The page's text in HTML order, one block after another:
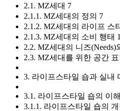
2.1. MZ세대 7
2.1.1. MZ세대의 정의 7
2.1.2. MZ세대의 라이프 스
2.1.3. MZ세대의 소비 행태
2.2. MZ세대의 니즈(Needs)
2.3. MZ세대를 위한 공간
3. 라이프스타일 숍과 실내
3.1. 라이프스타일 숍의 이
3.1.1. 라이프스타일 숍의